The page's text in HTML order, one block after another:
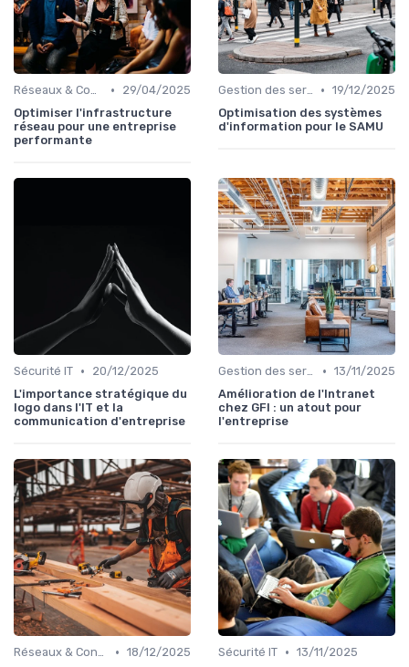
Réseaux & Connectivité •
29/04/2025
Optimiser l'infrastructure
réseau pour une entreprise
performante
Gestion des serveurs • 19/12/2025
Optimisation des systèmes
d'information pour le SAMU
Sécurité IT •
20/12/2025
L'importance stratégique du
logo dans l'IT et la
communication d'entreprise
Gestion des serveurs • 13/11/2025
Amélioration de l'Intranet
chez GFI : un atout pour
l'entreprise
Réseaux & Connectivité • 18/12/2025
Sécurité IT • 13/11/2025